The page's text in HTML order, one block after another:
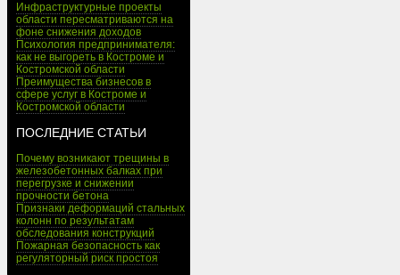
Инфраструктурные проекты
области пересматриваются на
фоне снижения доходов
Психология предпринимателя:
как не выгореть в Костроме и
Костромской области
Преимущества бизнесов в
сфере услуг в Костроме и
Костромской области
ПОСЛЕДНИЕ СТАТЬИ
Почему возникают трещины в
железобетонных балках при
перегрузке и снижении
прочности бетона
Признаки деформаций стальных
колонн по результатам
обследования конструкций
Пожарная безопасность как
регуляторный риск простоя